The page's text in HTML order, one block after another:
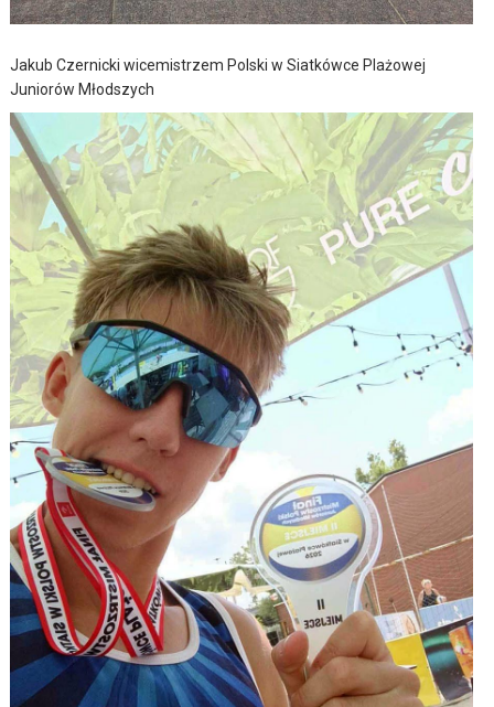
Jakub Czernicki wicemistrzem Polski w Siatkówce Plażowej
Juniorów Młodszych